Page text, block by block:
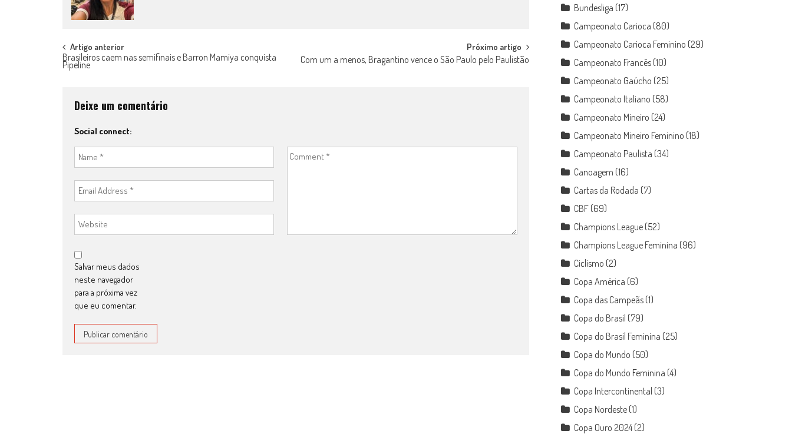
Post
navigation
Artigo anterior
Brasileiros caem nas semifinais e Barron Mamiya conquista
Pipeline
Próximo artigo
Com um a menos, Bragantino vence o São Paulo pelo Paulistão
Deixe um comentário
Social connect:
Salvar meus dados
neste navegador
para a próxima vez
que eu comentar.
Bundesliga (17)
Campeonato Carioca (80)
Campeonato Carioca Feminino (29)
Campeonato Francês (10)
Campeonato Gaúcho (25)
Campeonato Italiano (58)
Campeonato Mineiro (24)
Campeonato Mineiro Feminino (18)
Campeonato Paulista (34)
Canoagem (16)
Cartas da Rodada (7)
CBF (69)
Champions League (52)
Champions League Feminina (96)
Ciclismo (2)
Copa América (6)
Copa das Campeãs (1)
Copa do Brasil (79)
Copa do Brasil Feminina (25)
Copa do Mundo (50)
Copa do Mundo Feminina (4)
Copa Intercontinental (3)
Copa Nordeste (1)
Copa Ouro 2024(2)